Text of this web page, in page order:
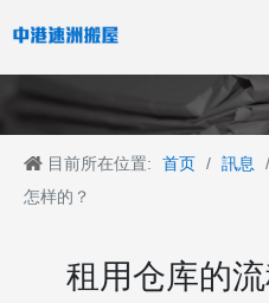
目前所在位置: 首页 / 訊息 /
怎样的？
租用仓库的